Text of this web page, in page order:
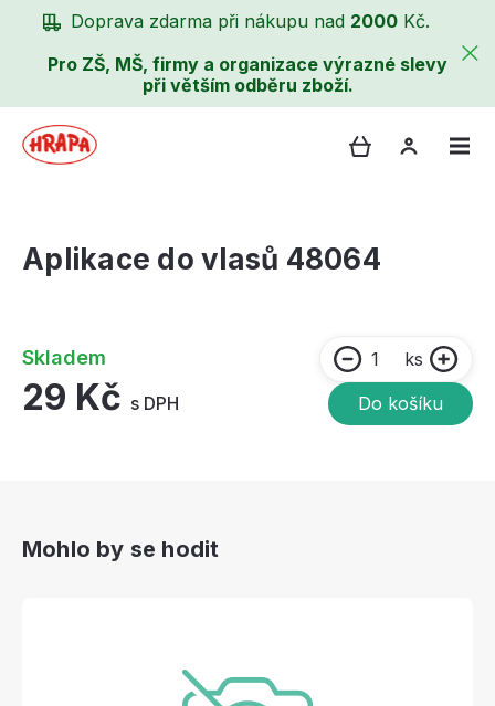
Doprava zdarma při nákupu nad 2000 Kč.
Pro ZŠ, MŠ, firmy a organizace výrazné slevy
při větším odběru zboží.
Aplikace do vlasů 48064
Skladem
29 Kč s DPH
ks
Do košíku
Mohlo by se hodit